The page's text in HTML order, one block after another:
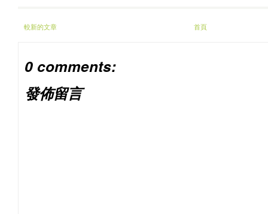
較新的文章 首頁
0 comments:
發佈留言